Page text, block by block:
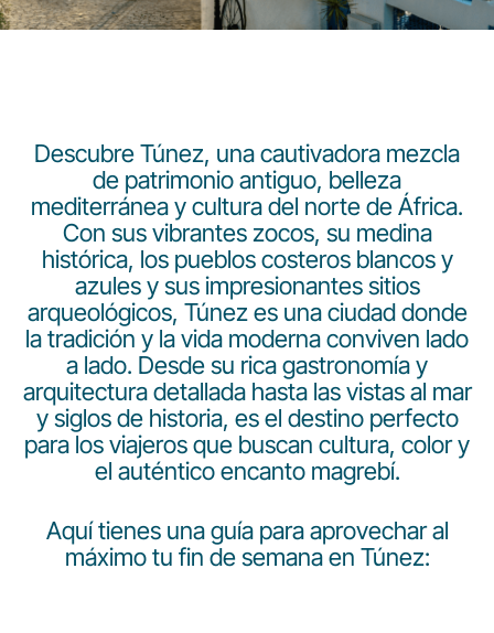
Grupo Luxair
Descubre Túnez, una cautivadora mezcla
de patrimonio antiguo, belleza
mediterránea y cultura del norte de África.
Con sus vibrantes zocos, su medina
histórica, los pueblos costeros blancos y
azules y sus impresionantes sitios
arqueológicos, Túnez es una ciudad donde
la tradición y la vida moderna conviven lado
a lado. Desde su rica gastronomía y
arquitectura detallada hasta las vistas al mar
y siglos de historia, es el destino perfecto
para los viajeros que buscan cultura, color y
el auténtico encanto magrebí.
Aquí tienes una guía para aprovechar al
máximo tu fin de semana en Túnez: